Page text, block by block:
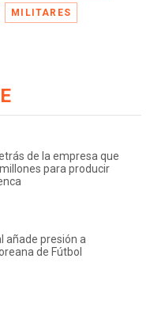
MILITARES
de la empresa que
para producir
añade presión a
de Fútbol